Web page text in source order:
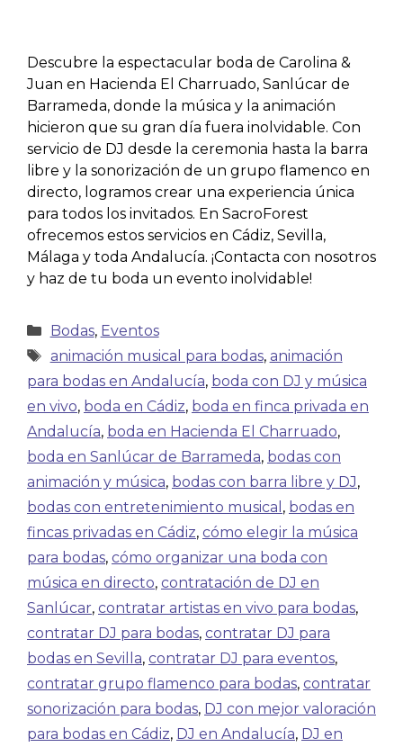
Descubre la espectacular boda de Carolina &
Juan en Hacienda El Charruado, Sanlúcar de
Barrameda, donde la música y la animación
hicieron que su gran día fuera inolvidable. Con
servicio de DJ desde la ceremonia hasta la barra
libre y la sonorización de un grupo flamenco en
directo, logramos crear una experiencia única
para todos los invitados. En SacroForest
ofrecemos estos servicios en Cádiz, Sevilla,
Málaga y toda Andalucía. ¡Contacta con nosotros
y haz de tu boda un evento inolvidable!
Bodas, Eventos
animación musical para bodas, animación
para bodas en Andalucía, boda con DJ y música
en vivo, boda en Cádiz, boda en finca privada en
Andalucía, boda en Hacienda El Charruado,
boda en Sanlúcar de Barrameda, bodas con
animación y música, bodas con barra libre y DJ,
bodas con entretenimiento musical , bodas en
fincas privadas en Cádiz, cómo elegir la música
para bodas, cómo organizar una boda con
música en directo, contratación de DJ en
Sanlúcar, contratar artistas en vivo para bodas,
contratar DJ para bodas, contratar DJ para
bodas en Sevilla, contratar DJ para eventos,
contratar grupo flamenco para bodas, contratar
sonorización para bodas, DJ con mejor valoración
para bodas en Cádiz, DJ en Andalucía, DJ en